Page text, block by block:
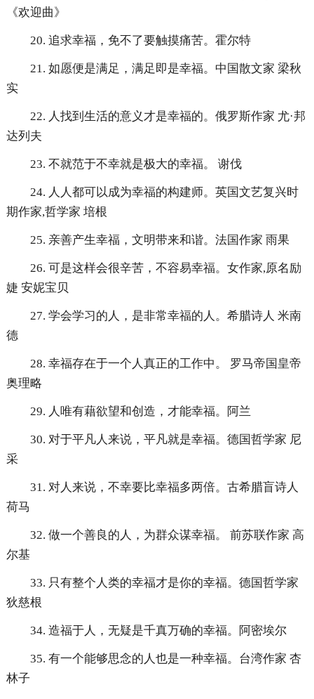
《欢迎曲》
20. 追求幸福，免不了要触摸痛苦。霍尔特
21. 如愿便是满足，满足即是幸福。中国散文家 梁秋
实
22. 人找到生活的意义才是幸福的。俄罗斯作家 尤·邦
达列夫
23. 不就范于不幸就是极大的幸福。 谢伐
24. 人人都可以成为幸福的构建师。英国文艺复兴时
期作家,哲学家 培根
25. 亲善产生幸福，文明带来和谐。法国作家 雨果
26. 可是这样会很辛苦，不容易幸福。女作家,原名励
婕 安妮宝贝
27. 学会学习的人，是非常幸福的人。希腊诗人 米南
德
28. 幸福存在于一个人真正的工作中。 罗马帝国皇帝
奥理略
29. 人唯有藉欲望和创造，才能幸福。阿兰
30. 对于平凡人来说，平凡就是幸福。德国哲学家 尼
采
31. 对人来说，不幸要比幸福多两倍。古希腊盲诗人
荷马
32. 做一个善良的人，为群众谋幸福。 前苏联作家 高
尔基
33. 只有整个人类的幸福才是你的幸福。德国哲学家
狄慈根
34. 造福于人，无疑是千真万确的幸福。阿密埃尔
35. 有一个能够思念的人也是一种幸福。台湾作家 杏
林子